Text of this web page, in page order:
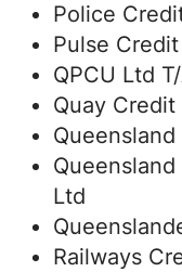
Police
Pulse
QPCU Ltd
Quay
Ltd
Railways